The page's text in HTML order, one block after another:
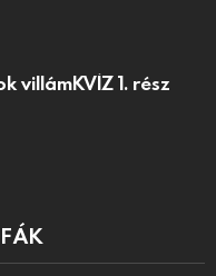
villámKVÍZ 1. rész